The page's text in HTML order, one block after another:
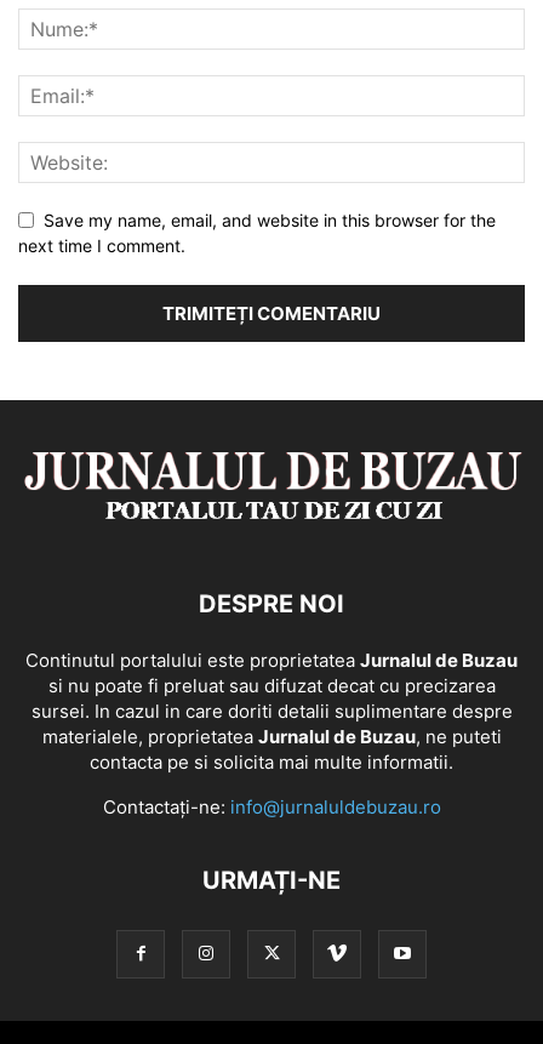
Save my name, email, and website in this browser for the
next time I comment.
DESPRE NOI
Continutul portalului este proprietatea Jurnalul de Buzau
si nu poate fi preluat sau difuzat decat cu precizarea
sursei. In cazul in care doriti detalii suplimentare despre
materialele, proprietatea Jurnalul de Buzau, ne puteti
contacta pe si solicita mai multe informatii.
Contactați-ne: info@jurnaluldebuzau.ro
URMAȚI-NE